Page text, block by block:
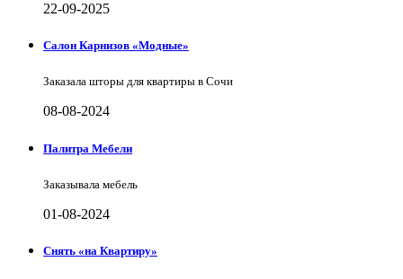
22-09-2025
Салон Карнизов «Модные»
Заказала шторы для квартиры в Сочи
08-08-2024
Палитра Мебели
Заказывала мебель
01-08-2024
Снять «на Квартиру»